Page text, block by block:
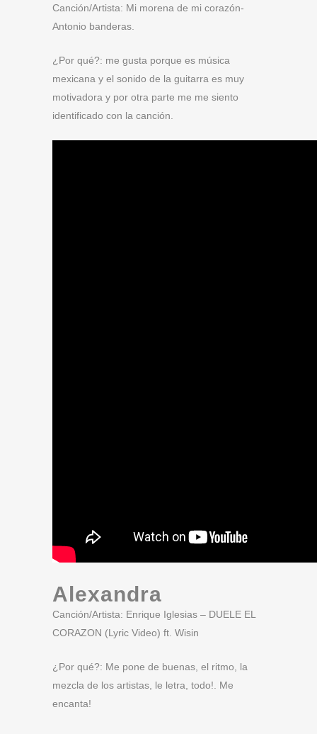
Canción/Artista: Mi morena de mi corazón-
Antonio banderas.
¿Por qué?: me gusta porque es música
mexicana y el sonido de la guitarra es muy
motivadora y por otra parte me me siento
identificado con la canción.
Alexandra
Canción/Artista: Enrique Iglesias – DUELE EL
CORAZON (Lyric Video) ft. Wisin
¿Por qué?: Me pone de buenas, el ritmo, la
mezcla de los artistas, le letra, todo!. Me
encanta!